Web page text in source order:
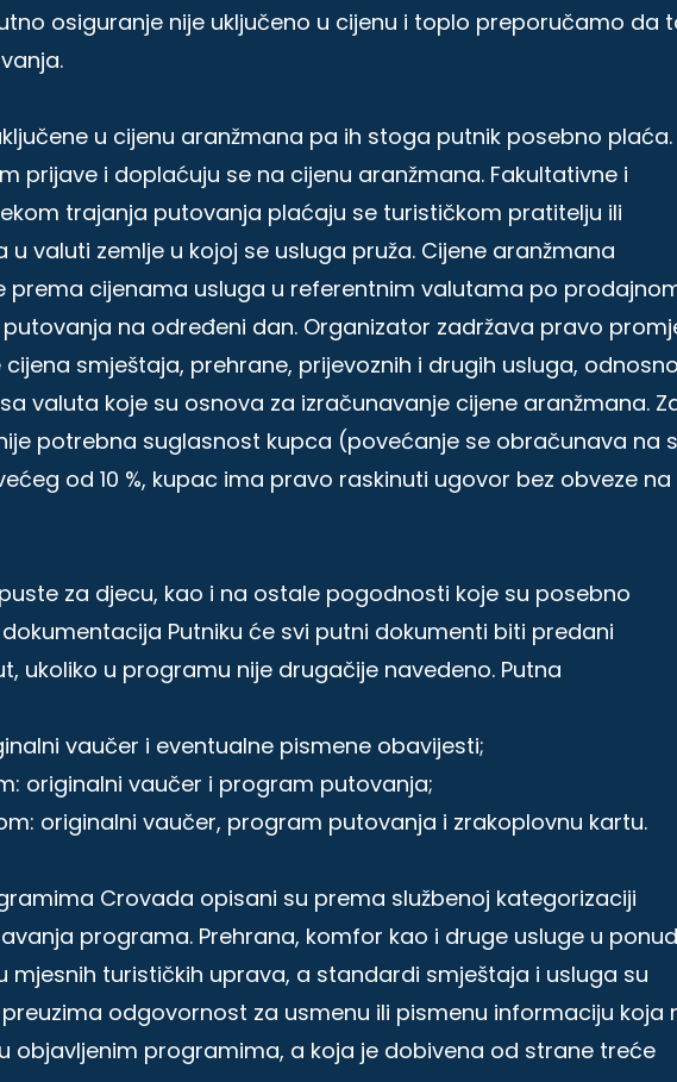
osiguranje nije uključeno u cijenu i toplo preporučamo da
u cijenu aranžmana pa ih stoga putnik posebno plaća.
prijave i doplaćuju se na cijenu aranžmana. Fakultativne i
trajanja putovanja plaćaju se turističkom pratitelju ili
valuti zemlje u kojoj se usluga pruža. Cijene aranžmana
prema cijenama usluga u referentnim valutama po
na određeni dan. Organizator zadržava pravo
smještaja, prehrane, prijevoznih i drugih usluga,
valuta koje su osnova za izračunavanje cijene aranžmana.
potrebna suglasnost kupca (povećanje se obračunava na
od 10 %, kupac ima pravo raskinuti ugovor bez obveze na
za djecu, kao i na ostale pogodnosti koje su posebno
Putniku će svi putni dokumenti biti predani
ukoliko u programu nije drugačije navedeno. Putna
vaučer i eventualne pismene obavijesti;
originalni vaučer i program putovanja;
originalni vaučer, program putovanja i zrakoplovnu kartu.
Crovada opisani su prema službenoj kategorizaciji
programa. Prehrana, komfor kao i druge usluge u
turističkih uprava, a standardi smještaja i usluga su
odgovornost za usmenu ili pismenu informaciju koja
objavljenim programima, a koja je dobivena od strane treće